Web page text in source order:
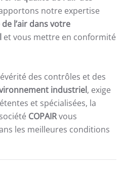
notre expertise
l’air dans votre
et vous mettre en conformité
des contrôles et des
industriel, exige
et spécialisées, la
COPAIRvous
les meilleures conditions